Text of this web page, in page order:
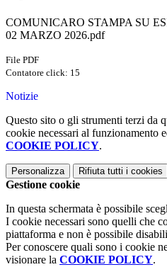
COMUNICARO STAMPA SU
02 MARZO 2026.pdf
File PDF
Contatore click: 15
Notizie
Questo sito o gli strumenti terzi da
cookie necessari al funzionamento
COOKIE POLICY.
Personalizza Rifiuta tutti i cookies
Gestione cookie
In questa schermata è possibile
I cookie necessari sono quelli che
piattaforma e non è possibile
Per conoscere quali sono i cookie
visionare la COOKIE POLICY.